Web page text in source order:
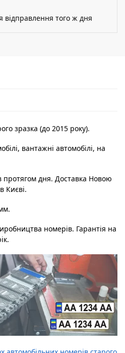
відправлення того ж дня
зразка (до 2015 року).
вантажні автомобілі, на
протягом дня. Доставка Новою
Києві.
номерів. Гарантія на